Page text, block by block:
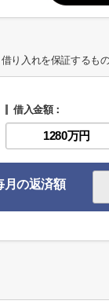
り入れを保証するも
借入金額：
月の返済額